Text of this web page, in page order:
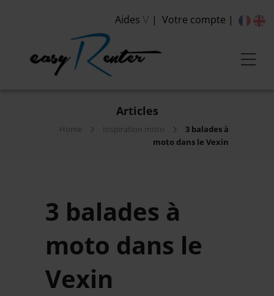
Aides V Votre compte
Articles
Home Inspiration moto
3 balades à
moto dans le Vexin
3 balades à
moto dans le
Vexin